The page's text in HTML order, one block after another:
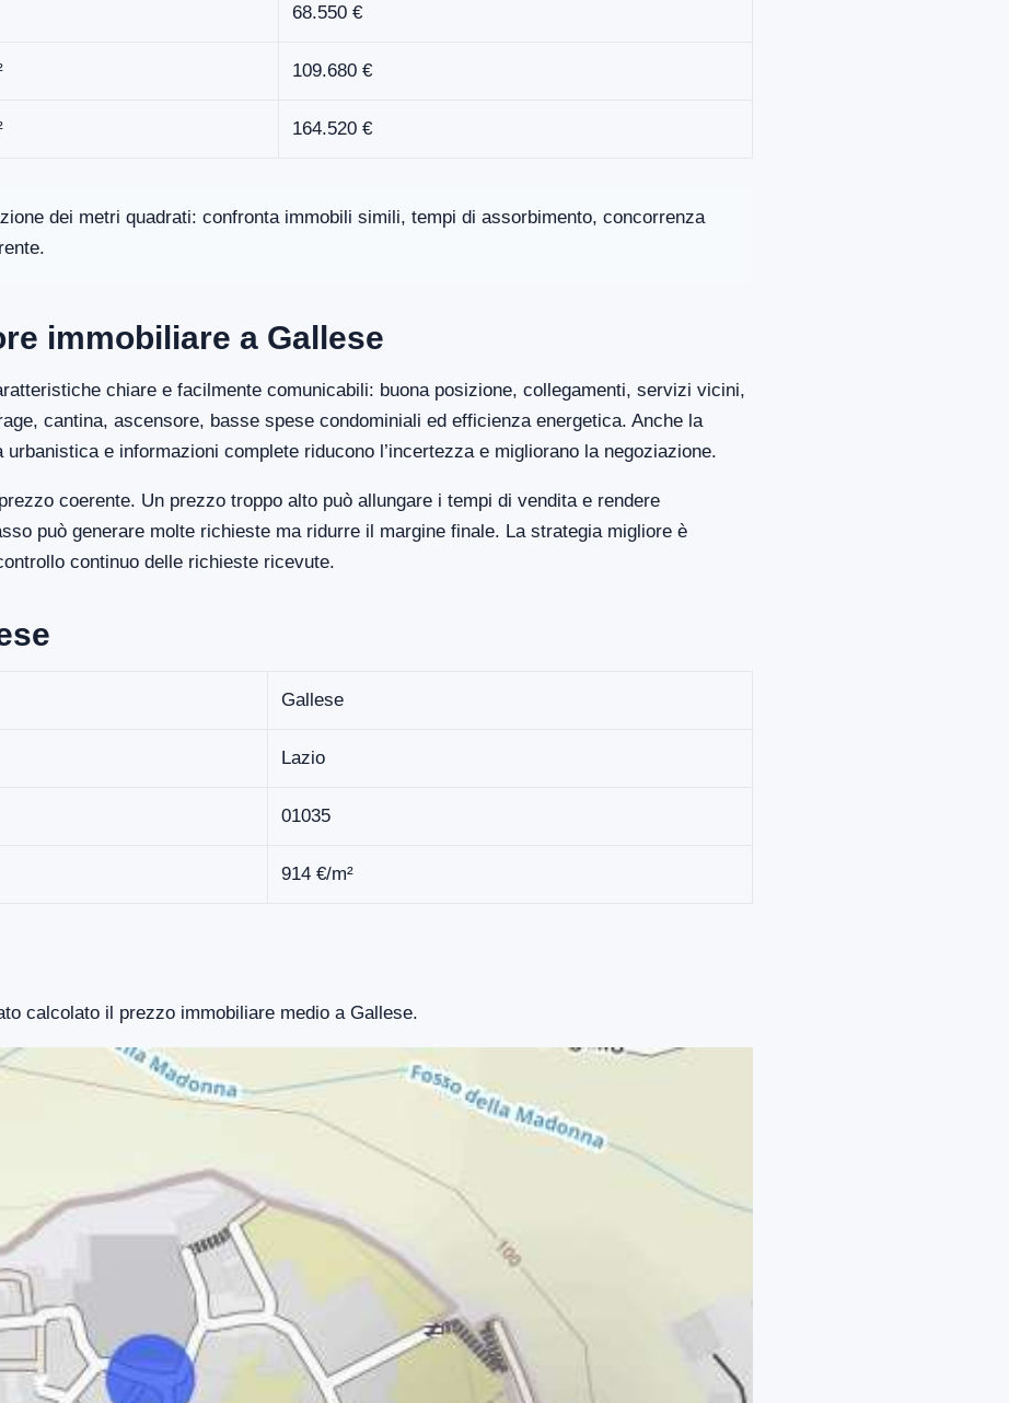
68.550 €
109.680 €
164.520 €
dei metri quadrati: confronta immobili simili, tempi di assorbimento, concorrenza
immobiliare a Gallese
chiare e facilmente comunicabili: buona posizione, collegamenti, servizi vicini,
cantina, ascensore, basse spese condominiali ed efficienza energetica. Anche la
e informazioni complete riducono l’incertezza e migliorano la negoziazione.
coerente. Un prezzo troppo alto può allungare i tempi di vendita e rendere
può generare molte richieste ma ridurre il margine finale. La strategia migliore è
continuo delle richieste ricevute.
Gallese
Lazio
01035
914 €/m²
calcolato il prezzo immobiliare medio a Gallese.